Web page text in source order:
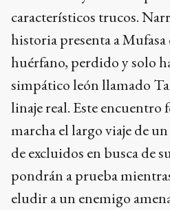
característicos trucos.
historia presenta a
huérfano, perdido y solo
simpático león llamado
linaje real. Este
marcha el largo viaje de
de excluidos en busca de
pondrán a prueba
eludir a un enemigo